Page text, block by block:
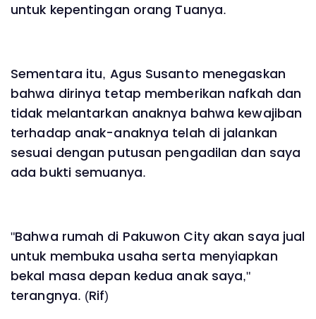
untuk kepentingan orang Tuanya.
Sementara itu, Agus Susanto menegaskan
bahwa dirinya tetap memberikan nafkah dan
tidak melantarkan anaknya bahwa kewajiban
terhadap anak-anaknya telah di jalankan
sesuai dengan putusan pengadilan dan saya
ada bukti semuanya.
"Bahwa rumah di Pakuwon City akan saya jual
untuk membuka usaha serta menyiapkan
bekal masa depan kedua anak saya,"
terangnya. (Rif)